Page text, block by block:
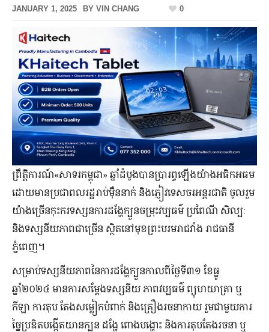
JANUARY 1, 2025 BY VIN CHANG 0
ព្រឹត្តិការណ៍«សាទរកម្ពុជា» ឆ្នាំដំបូងបានប្រារព្ធឡើងយ៉ាងអធិកអធម
ដោយមានប្រជាពលរដ្ឋរាប់ម៉ឺននាក់ និងភ្ញៀវទេសចរអន្តរជាតិ ចូលរួម
យ៉ាងច្រើនកុះករទស្សនការដង្ហែក្បួនចម្រុះវប្បធម៌ ប្រពៃណី សិល្បៈ
និងទស្សនីយភាពជាច្រើន ស្ថិតនៅមុខព្រះបរមរាជវាំង រាជធានី
ភ្នំពេញ។
សម្រាប់ទស្សនីយភាពនៃការដង្ហែក្បួនកាលពីថ្ងៃទី៣១ ខែធ្នូ
ឆ្នាំ២០២៤ មានការសម្តែងទស្សនីយ ភាពវប្បធម៌ ព្យុហយាត្រា ឬ
កីឡា ការតុប តែងសម្លៀកបំពាក់ និងគ្រឿងរចនាកាយ រួមជាមួយការ
ច្នៃប្រឌិតបង្កើតយានក្បួន ដង្ហែ ពោងបង្ហោះ និងការតុបតែងរចនា ឬ